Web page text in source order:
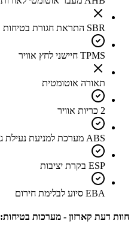
SBR התראת חגורת בטיחות
TPMS חיישני לחץ אוויר
תאורה אוטומטית
2 כריות אוויר
ABS מערכת למניעת נעילת גלגלים
ESP בקרת יציבות
EBA סיוע לבלימת חירום
חוות דעת קארזון - מערכות בטיחות: